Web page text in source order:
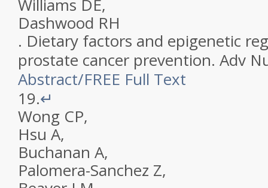
Williams DE,
Dashwood RH
. Dietary factors and epigenetic
prostate cancer prevention. Adv
Abstract/FREE Full Text
19.↵
Wong CP,
Hsu A,
Buchanan A,
Palomera-Sanchez Z,